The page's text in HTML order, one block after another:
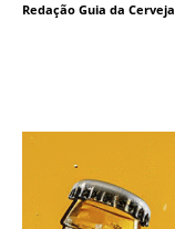
Redação Guia da Cerveja